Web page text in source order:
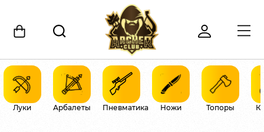
Луки Арбалеты Пневматика Ножи Топоры